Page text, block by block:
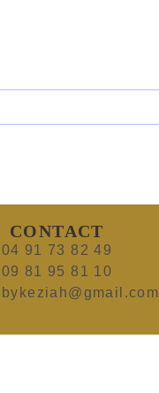
CONTACT
04 91 73 82 49
09 81 95 81 10